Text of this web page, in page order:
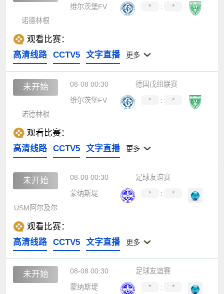
维尔茨堡FV
* :
*
诺德林根
观看比赛：
高清线路
CCTV5 文字直播 更多
未开始 08-08 00:30
德国戊组联赛
维尔茨堡FV
* :
*
诺德林根
观看比赛：
高清线路
CCTV5 文字直播 更多
未开始 08-08 00:30
足球友谊赛
蒙纳斯堤
* :
*
USM阿尔及尔
观看比赛：
高清线路
CCTV5 文字直播 更多
未开始 08-08 00:30
足球友谊赛
蒙纳斯堤
* :
*